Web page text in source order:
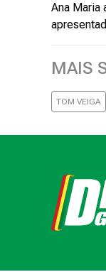
Ana Maria
MAIS
TOM VEIGA